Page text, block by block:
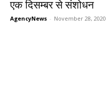
एक दिसम्बर से संशोधन
AgencyNews - November 28, 2020